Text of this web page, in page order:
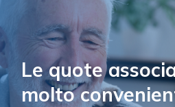
Le quote
molto